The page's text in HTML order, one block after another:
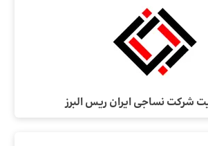
شرکت نساجی ایران ریس البرز